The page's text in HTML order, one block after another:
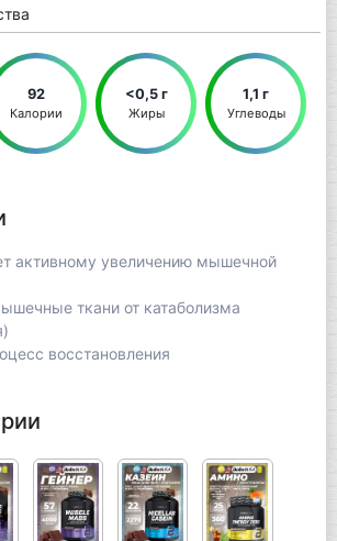
92
Калории
<0,5 г
Жиры
1,1 г
Углеводы
активному увеличению мышечной
ткани от катаболизма
восстановления